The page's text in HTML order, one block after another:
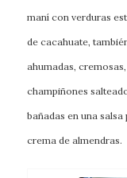
maní con verduras
de cacahuate,
ahumadas,
champiñones
bañadas en una
crema de almendras.